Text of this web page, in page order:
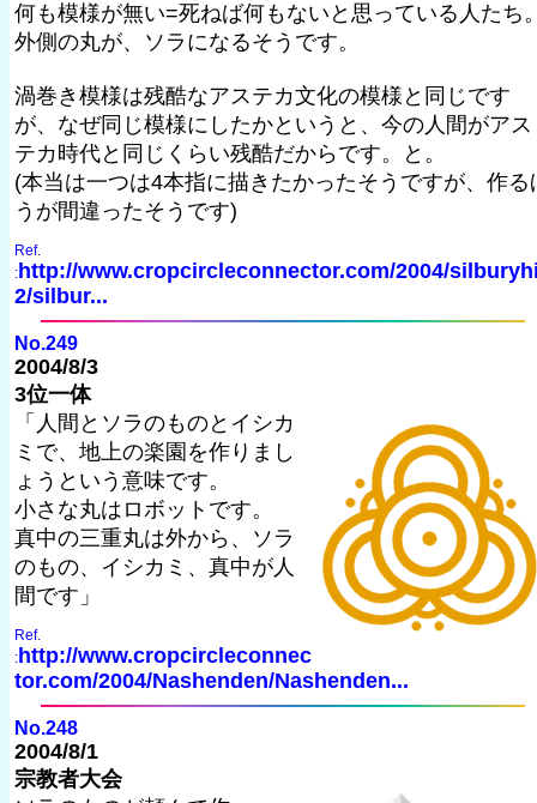
何も模様が無い=死ねば何もないと思っている人たち
外側の丸が、ソラになるそうです。
渦巻き模様は残酷なアステカ文化の模様と同じです
が、なぜ同じ模様にしたかというと、今の人間がアス
テカ時代と同じくらい残酷だからです。と。
(本当は一つは4本指に描きたかったそうですが、作る
うが間違ったそうです)
Ref.
: http://www.cropcircleconnector.com/2004/
2/silbur...
No.249
2004/8/3
3位一体
「人間とソラのものとイシカ
ミで、地上の楽園を作りまし
ょうという意味です。
小さな丸はロボットです。
真中の三重丸は外から、ソラ
のもの、イシカミ、真中が人
間です」
Ref.
: http://www.cropcircleconnec
tor.com/2004/Nashenden/Nashenden...
No.248
2004/8/1
宗教者大会